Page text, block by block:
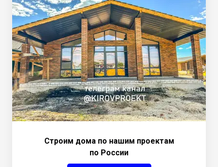
Строим дома по нашим проектам
по России